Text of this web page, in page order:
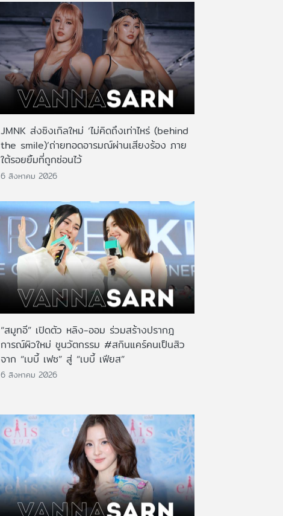
JMNK ส่งซิงเกิลใหม่ ‘ไม่คิดถึงเท่าไหร่ (behind
the smile)’ถ่ายทอดอารมณ์ผ่านเสียงร้อง ภาย
ใต้รอยยิ้มที่ถูกซ่อนไว้
6 สิงหาคม 2026
“สมูทอี” เปิดตัว หลิง-ออม ร่วมสร้างปรากฎ
การณ์ผิวใหม่ ชูนวัตกรรม #สกินแคร์คนเป็นสิว
จาก “เบบี้ เฟซ” สู่ “เบบี้ เฟียส”
6 สิงหาคม 2026